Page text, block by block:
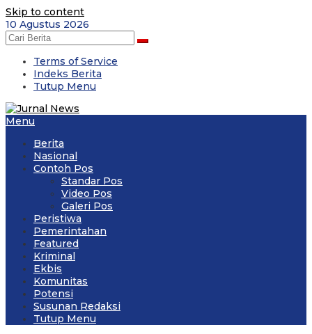
Skip to content
10 Agustus 2026
Terms of Service
Indeks Berita
Tutup Menu
Menu
Berita
Nasional
Contoh Pos
Standar Pos
Video Pos
Galeri Pos
Peristiwa
Pemerintahan
Featured
Kriminal
Ekbis
Komunitas
Potensi
Susunan Redaksi
Tutup Menu